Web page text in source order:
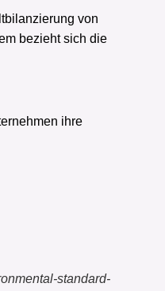
von
bezieht sich die
ihre
standard-